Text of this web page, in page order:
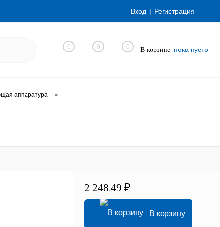
Вход Регистрация
0 0 0 В корзине пока пусто
аппаратура •
2 248.49 ₽
В корзину